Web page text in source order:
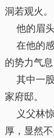
洞若观火。
他的眉头
在他的感
的势力气
其中一股
家府邸。
义父林惊
厚，显然